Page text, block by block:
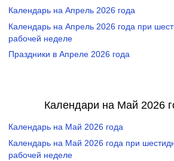
Календарь на Апрель 2026 года
Календарь на Апрель 2026 года при
рабочей неделе
Праздники в Апреле 2026 года
Календари на Май 2026
Календарь на Май 2026 года
Календарь на Май 2026 года при
рабочей неделе